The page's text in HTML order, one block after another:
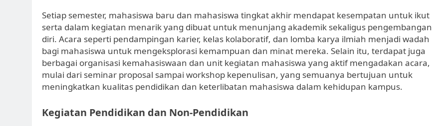
Setiap semester, mahasiswa baru dan mahasiswa tingkat akhir mendapat kesempatan untuk ikut
serta dalam kegiatan menarik yang dibuat untuk menunjang akademik sekaligus pengembangan
diri. Acara seperti pendampingan karier, kelas kolaboratif, dan lomba karya ilmiah menjadi wadah
bagi mahasiswa untuk mengeksplorasi kemampuan dan minat mereka. Selain itu, terdapat juga
berbagai organisasi kemahasiswaan dan unit kegiatan mahasiswa yang aktif mengadakan acara,
mulai dari seminar proposal sampai workshop kepenulisan, yang semuanya bertujuan untuk
meningkatkan kualitas pendidikan dan keterlibatan mahasiswa dalam kehidupan kampus.
Kegiatan Pendidikan dan Non-Pendidikan